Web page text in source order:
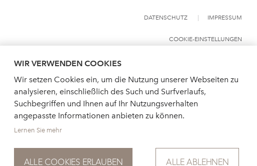
DATENSCHUTZ IMPRESSUM
COOKIE-EINSTELLUNGEN
WIR VERWENDEN COOKIES
Wir setzen Cookies ein, um die Nutzung unserer Webseiten zu
analysieren, einschließlich des Such und Surfverlaufs,
Suchbegriffen und Ihnen auf Ihr Nutzungsverhalten
angepasste Informationen anbieten zu können.
Lernen Sie mehr
ALLE COOKIES ERLAUBEN ALLE ABLEHNEN